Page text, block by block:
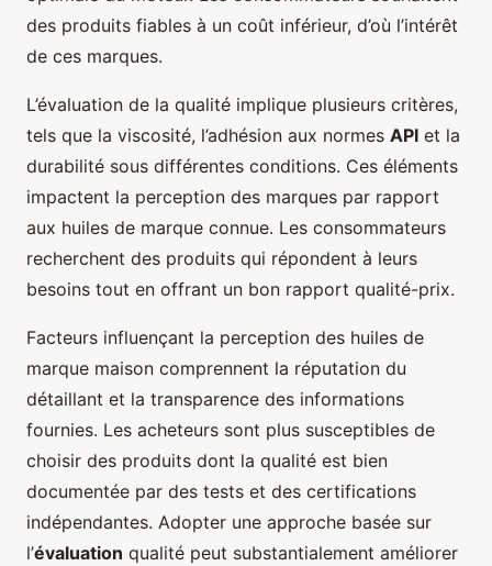
des produits fiables à un coût inférieur, d’où l’intérêt
de ces marques.
L’évaluation de la qualité implique plusieurs critères,
tels que la viscosité, l’adhésion aux normes API et la
durabilité sous différentes conditions. Ces éléments
impactent la perception des marques par rapport
aux huiles de marque connue. Les consommateurs
recherchent des produits qui répondent à leurs
besoins tout en offrant un bon rapport qualité-prix.
Facteurs influençant la perception des huiles de
marque maison comprennent la réputation du
détaillant et la transparence des informations
fournies. Les acheteurs sont plus susceptibles de
choisir des produits dont la qualité est bien
documentée par des tests et des certifications
indépendantes. Adopter une approche basée sur
l’évaluation qualité peut substantialement améliorer